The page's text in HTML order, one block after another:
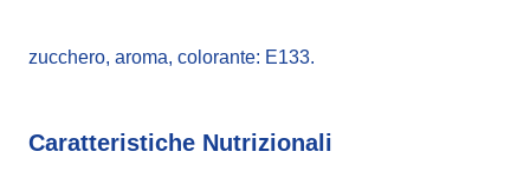
zucchero, aroma, colorante: E133.
Caratteristiche Nutrizionali